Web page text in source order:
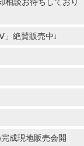
」絶賛販売中♩
成現地販売会開